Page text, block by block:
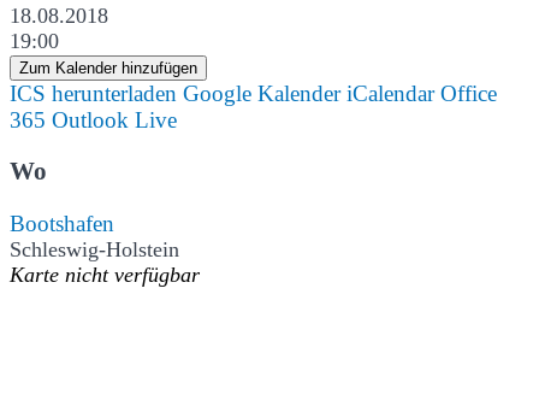
18.08.2018
19:00
Zum Kalender hinzufügen
ICS herunterladen Google Kalender iCalendar Office
365 Outlook Live
Wo
Bootshafen
Schleswig-Holstein
Karte nicht verfügbar